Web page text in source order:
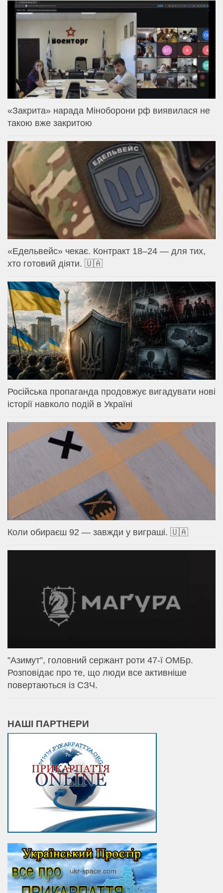
«Закрита» нарада Міноборони рф виявилася не
такою вже закритою
«Едельвейс» чекає. Контракт 18–24 — для тих,
хто готовий діяти. 🇺🇦
Російська пропаганда продовжує вигадувати нові
історії навколо подій в Україні
Коли обираєш 92 — завжди у виграші. 🇺🇦
⁨”Азимут”, головний сержант роти 47-ї ОМБр.
Розповідає про те, що люди все активніше
повертаються із СЗЧ.
НАШІ ПАРТНЕРИ